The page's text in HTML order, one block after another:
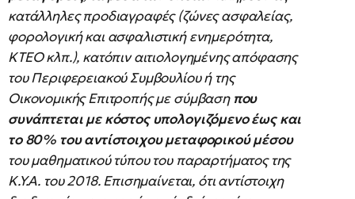
κατάλληλες προδιαγραφές (ζώνες ασφαλείας,
φορολογική και ασφαλιστική ενημερότητα,
ΚΤΕΟ κλπ.), κατόπιν αιτιολογημένης απόφασης
του Περιφερειακού Συμβουλίου ή της
Οικονομικής Επιτροπής με σύμβαση που
συνάπτεται με κόστος υπολογιζόμενο έως και
το 80% του αντίστοιχου μεταφορικού μέσου
του μαθηματικού τύπου του παραρτήματος της
Κ.Υ.Α. του 2018. Επισημαίνεται, ότι αντίστοιχη